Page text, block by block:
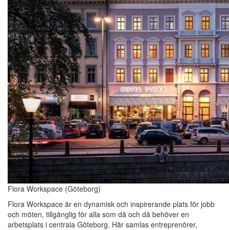
Flora Workspace (Göteborg)
Flora Workspace är en dynamisk och inspirerande plats för jobb
och möten, tillgänglig för alla som då och då behöver en
arbetsplats i centrala Göteborg. Här samlas entreprenörer,